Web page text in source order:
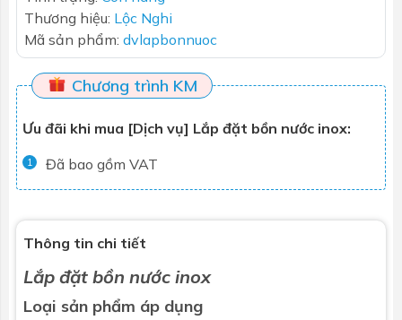
Thương hiệu: Lộc Nghi
Mã sản phẩm: dvlapbonnuoc
Chương trình KM
Ưu đãi khi mua [Dịch vụ] Lắp đặt bồn nước inox:
1 Đã bao gồm VAT
Thông tin chi tiết
Lắp đặt bồn nước inox
Loại sản phẩm áp dụng